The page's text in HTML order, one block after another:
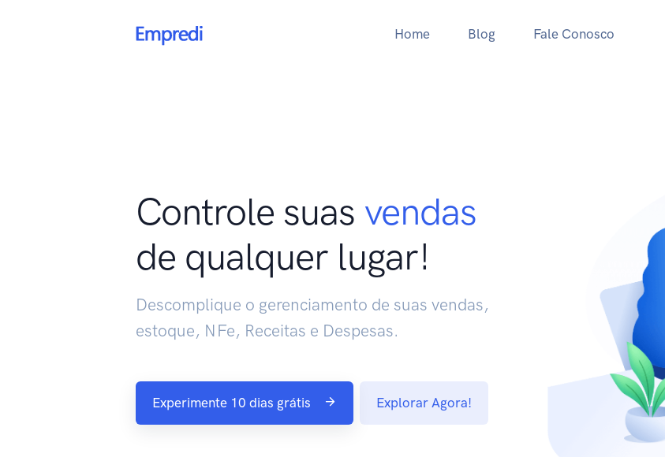
Home Blog Fale Conosco
Controle suas vendas
de qualquer lugar!
Descomplique o gerenciamento de suas vendas,
estoque, NFe, Receitas e Despesas.
Experimente 10 dias grátis Explorar Agora!